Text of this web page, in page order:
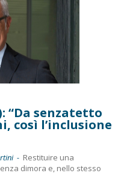
“Da senzatetto
così l’inclusione
- Restituire una
dimora e, nello stesso